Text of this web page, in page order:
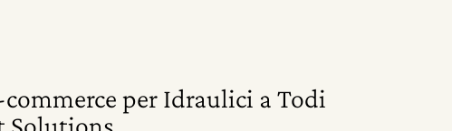
per Idraulici a Todi
Solutions